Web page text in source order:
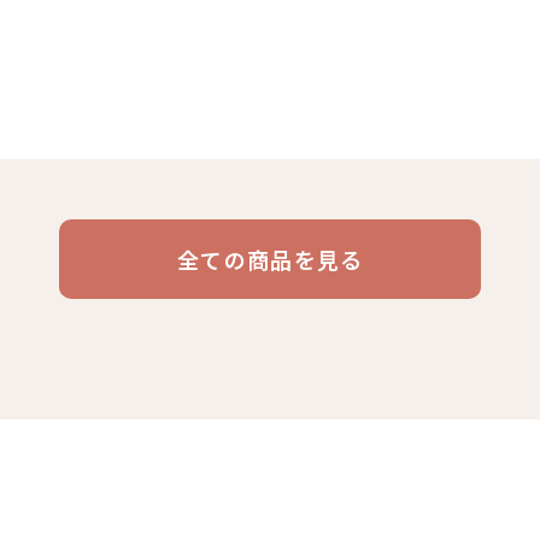
コーヒー豆・粉 コーヒー生豆
エチオピア コスタリカ コロン
全ての商品を見る